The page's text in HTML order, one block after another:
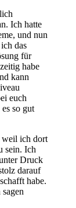
Ich hatte
und nun
das
für
habe
kann
euch
so gut
weil ich dort
sein. Ich
Druck
darauf
habe.